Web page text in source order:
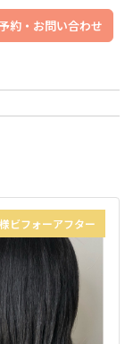
約・お問い合わせ
ビフォーアフター